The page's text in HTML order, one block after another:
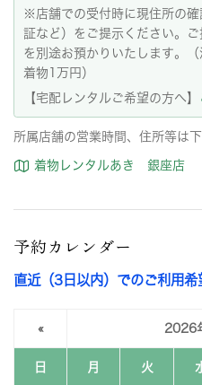
※店舗での受付時に現住所の
証など）をご提示ください。
を別途お預かりいたします。
着物1万円）
【宅配レンタルご希望の方へ】
所属店舗の営業時間、住所等は
着物レンタルあき 銀座店
予約カレンダー
直近（3日以内）でのご利用希
« 2026
日 月 火